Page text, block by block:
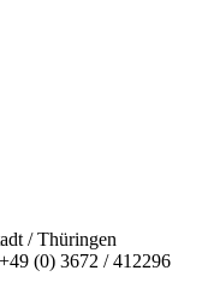
/ Thüringen
(0) 3672 / 412296